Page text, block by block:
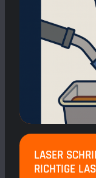
LASER
RICHTIGE